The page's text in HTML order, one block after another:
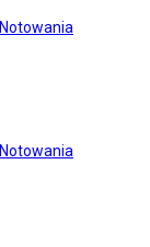
Notowania
Notowania